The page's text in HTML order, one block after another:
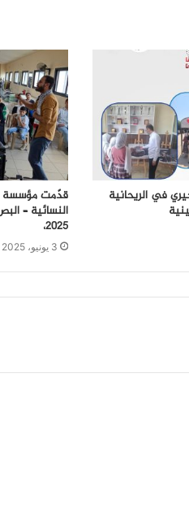
بازار خيري في الريحانية قدّمت مؤسسة
2025،
3 يونيو، 2025